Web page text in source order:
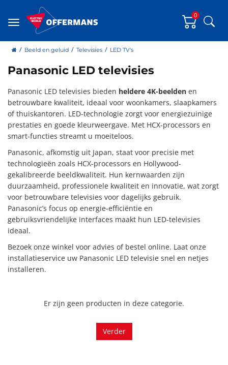
Menu
0
homeBeeld en geluid Televisies LED TV's
Panasonic LED televisies
Panasonic LED televisies bieden heldere 4K-beelden en
betrouwbare kwaliteit, ideaal voor woonkamers, slaapkamers
of thuiskantoren. LED-technologie zorgt voor energiezuinige
prestaties en goede kleurweergave. Met HCX-processors en
smart-functies streamt u moeiteloos.
Panasonic, afkomstig uit Japan, staat voor precisie met
technologieën zoals HCX-processors en Hollywood-
gekalibreerde beeldkwaliteit. Hun kernwaarden zijn
duurzaamheid, professionele kwaliteit en innovatie, wat zorgt
voor betrouwbare televisies voor dagelijks gebruik.
Panasonic’s focus op energie-efficiëntie en
gebruiksvriendelijke interfaces maakt hun LED-televisies
ideaal.
Bezoek onze winkel voor advies of bestel online. Laat onze
installatieservice uw Panasonic LED televisie snel en netjes
installeren.
Er zijn geen producten in deze categorie.
Verder